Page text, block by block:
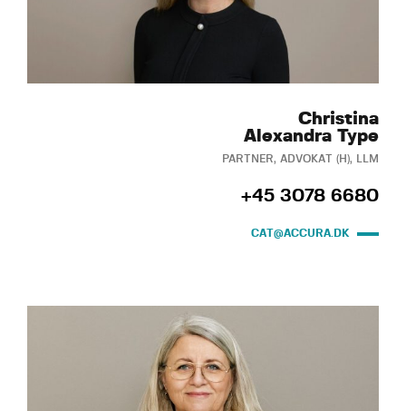
Christina
Alexandra Type
PARTNER, ADVOKAT (H), LLM
+45 3078 6680
CAT@ACCURA.DK